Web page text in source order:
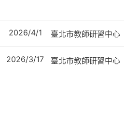
2026/4/1 臺北市教師研習中心
2026/3/17 臺北市教師研習中心